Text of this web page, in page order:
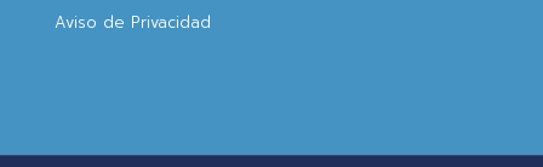
Aviso de Privacidad